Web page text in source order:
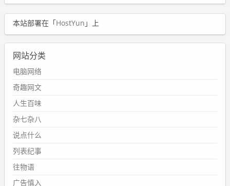
本站部署在「HostYun 」上
网站分类
电脑网络
奇趣网文
人生百味
杂七杂八
说点什么
列表纪事
往物语
广告慎入